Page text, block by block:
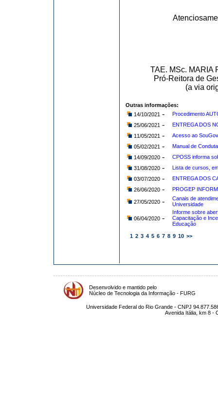
TAE. MSc. MARIA
Pró-Reitora de
(a via
Outras informações:
14/10/2021 -
Procedimento
25/06/2021 -
ENTREGA DOS
11/05/2021 -
Acesso ao
05/02/2021 -
Manual de
14/09/2020-
CPOSS informa
31/08/2020-
Lista de cursos,
03/07/2020-
ENTREGA DOS
26/06/2020- PROGEP
27/05/2020-
Canais de
Universidade
06/04/2020-
Informe sobre
Capacitação e
Educação
1 2 3 4 5 6 7 8 9 10 >>
Desenvolvido e mantido pelo
Núcleo de Tecnologia da Informação - FURG
Universidade Federal do Rio Grande - CNPJ
Avenida Itália, km 8 -